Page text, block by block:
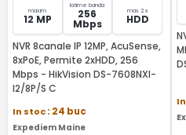
maxim
12 MP
latime banda
256
Mbps
max 2 x
HDD
NVR 8canale IP 12MP, AcuSense,
8xPoE, Permite 2xHDD, 256
Mbps - HikVision DS-7608NXI-
I2/8P/S C
In stoc: 24 buc
Expediem Maine